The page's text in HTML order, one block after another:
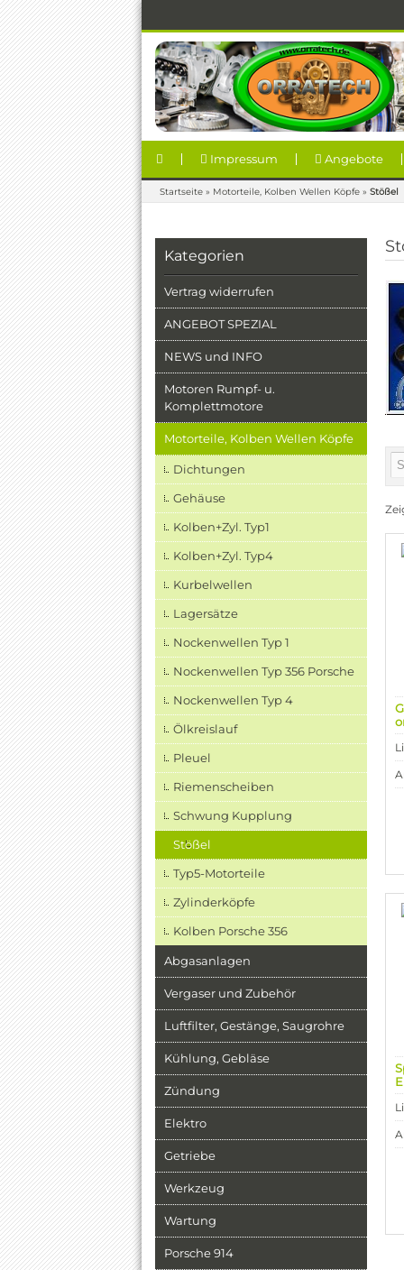
Impressum Angebote
Startseite » Motorteile, Kolben Wellen Köpfe » Stößel
Kategorien
Vertrag widerrufen
ANGEBOT SPEZIAL
NEWS und INFO
Motoren Rumpf- u.
Komplettmotore
Motorteile, Kolben Wellen Köpfe
Dichtungen
Gehäuse
Kolben+Zyl. Typ1
Kolben+Zyl. Typ4
Kurbelwellen
Lagersätze
Nockenwellen Typ 1
Nockenwellen Typ 356 Porsche
Nockenwellen Typ 4
Ölkreislauf
Pleuel
Riemenscheiben
Schwung Kupplung
Stößel
Typ5-Motorteile
Zylinderköpfe
Kolben Porsche 356
Abgasanlagen
Vergaser und Zubehör
Luftfilter, Gestänge, Saugrohre
Kühlung, Gebläse
Zündung
Elektro
Getriebe
Werkzeug
Wartung
Porsche 914